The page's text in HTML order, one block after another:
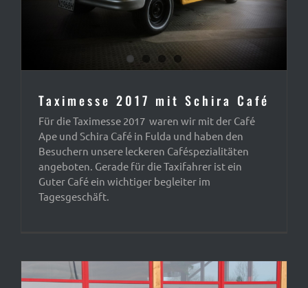
Taximesse 2017 mit Schira Café
Für die Taximesse 2017 waren wir mit der Café
Ape und Schira Café in Fulda und haben den
Besuchern unsere leckeren Caféspezialitäten
angeboten. Gerade für die Taxifahrer ist ein
Guter Café ein wichtiger begleiter im
Tagesgeschäft.